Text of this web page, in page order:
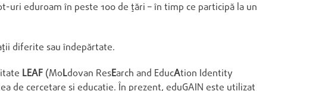
eduroam în peste 100 de țări – în timp ce participă la un
diferite sau îndepărtate.
LEAF (MoLdovan ResEarch and EducAtion Identity
de cercetare și educație. În prezent, eduGAIN este utilizat